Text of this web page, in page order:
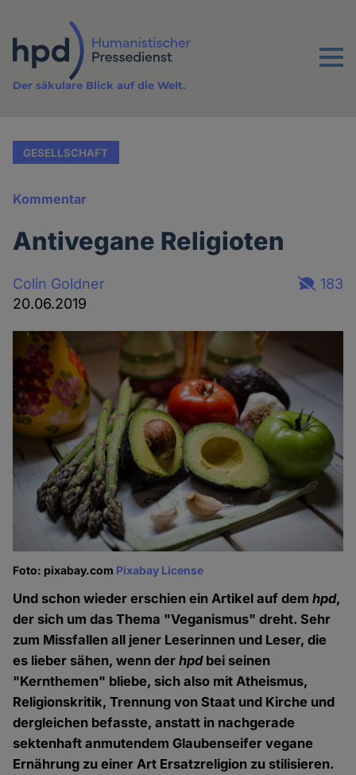
Inhalt
Menu
Der säkulare Blick auf die Welt.
GESELLSCHAFT
Kommentar
Antivegane Religioten
Colin Goldner
20.06.2019
183
Foto: pixabay.com Pixabay License
Und schon wieder erschien ein Artikel auf demhpd,
der sich um das Thema "Veganismus" dreht. Sehr
zum Missfallen all jener Leserinnen und Leser, die
es lieber sähen, wenn derhpdbei seinen
"Kernthemen" bliebe, sich also mit Atheismus,
Religionskritik, Trennung von Staat und Kirche und
dergleichen befasste, anstatt in nachgerade
sektenhaft anmutendem Glaubenseifer vegane
Ernährung zu einer Art Ersatzreligion zu stilisieren.